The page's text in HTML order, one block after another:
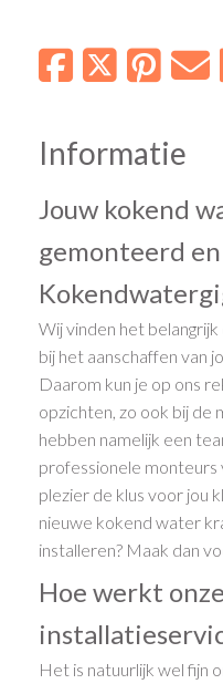
Informatie
Jouw kokend
gemonteerd
Wij vinden het
bij het aanschaffen van
Daarom kun je op ons
opzichten, zo ook bij de
hebben namelijk een
professionele monteurs
plezier de klus voor jou
nieuwe kokend water
installeren? Maak dan
Hoe werkt
Het is natuurlijk wel fijn